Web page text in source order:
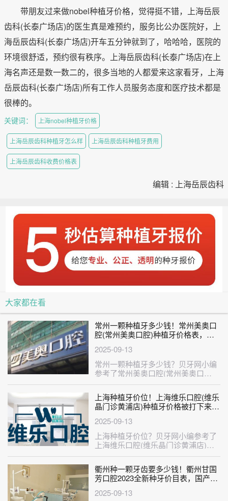
带朋友过来做nobel种植牙价格，觉得挺不错，上海岳辰
齿科(长泰广场店)的医生真是难预约，服务比公办医院好，上
海岳辰齿科(长泰广场店)开车五分钟就到了，哈哈哈，医院的
环境很舒适，预约很有秩序。上海岳辰齿科(长泰广场店)在上
海名声还是数一数二的，很多当地的人都爱来这家看牙，上海
岳辰齿科(长泰广场店)所有工作人员服务态度和医疗技术都是
很棒的。
关键词： 上海nobel种植牙价格
上海岳辰齿科种植牙怎么样 上海岳辰齿科种植牙费用
上海岳辰齿科收费价格表
编辑 : 上海岳辰齿科
大家都在看
常州一颗种植牙多少钱！常州美奥口
腔(常州美奥口腔)种植牙价格表，国
2025-09-13
常州一颗种植牙多少钱？贝牙网小编
参考了常州美奥口腔(常州美奥口
腔)、常州皓美口腔、常州魏东口腔、
溧阳···
上海种植牙价位！上海维乐口腔(维乐
晶门诊黄浦店)种植牙价格被打下来
起/颗！
2025-09-13
上海种植牙价位？贝牙网小编参考了
上海维乐口腔(维乐晶门诊黄浦店)、
上海星诺口腔(江桥店)、上海松井口
···
衢州种一颗牙齿要多少钱！衢州甘国
芳口腔2023全新种牙价目表，国产清
2025-09-13